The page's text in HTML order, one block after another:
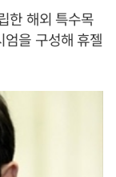
한 해외 특수목
엄을 구성해 휴젤